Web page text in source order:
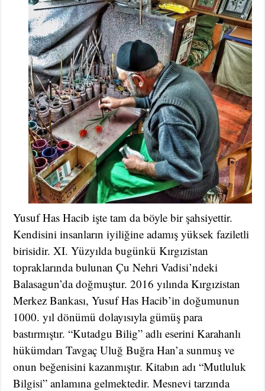
Yusuf Has Hacib işte tam da böyle bir şahsiyettir.
Kendisini insanların iyiliğine adamış yüksek faziletli
birisidir. XI. Yüzyılda bugünkü Kırgızistan
topraklarında bulunan Çu Nehri Vadisi’ndeki
Balasagun’da doğmuştur. 2016 yılında Kırgızistan
Merkez Bankası, Yusuf Has Hacib’in doğumunun
1000. yıl dönümü dolayısıyla gümüş para
bastırmıştır. “Kutadgu Bilig” adlı eserini Karahanlı
hükümdarı Tavgaç Uluğ Buğra Han’a sunmuş ve
onun beğenisini kazanmıştır. Kitabın adı “Mutluluk
Bilgisi” anlamına gelmektedir. Mesnevi tarzında